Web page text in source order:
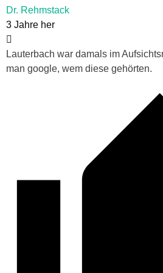
Dr. Rehmstack
3 Jahre her
Lauterbach war damals im
man google, wem diese gehörten.